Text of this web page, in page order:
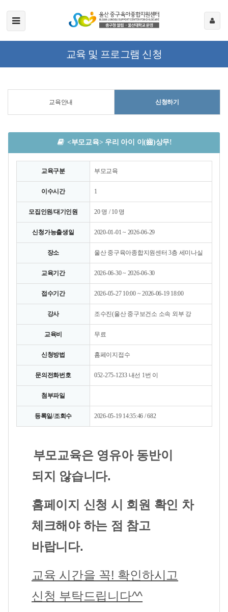
교육 및 프로그램 신청
교육안내 신청하기
<부모교육> 우리 아이 이(齒)상무!
교육구분 부모교육
이수시간 1
모집인원/대기인원 20 명 / 10 명
신청가능출생일 2020-01-01 ~ 2026-06-29
장소 울산 중구육아종합지원센터 3층 세미나실
교육기간 2026-06-30 ~ 2026-06-30
접수기간 2026-05-27 10:00 ~ 2026-06-19 18:00
강사 조수진(울산 중구보건소 소속 외부 강
교육비 무료
신청방법 홈페이지접수
문의전화번호 052-275-1233 내선 1번 이
첨부파일
등록일/조회수 2026-05-19 14:35:46 / 682
부모교육은 영유아 동반이
되지 않습니다.
홈페이지 신청 시 회원 확인 차
체크해야 하는 점 참고
바랍니다.
교육 시간을 꼭! 확인하시고
신청 부탁드립니다^^​